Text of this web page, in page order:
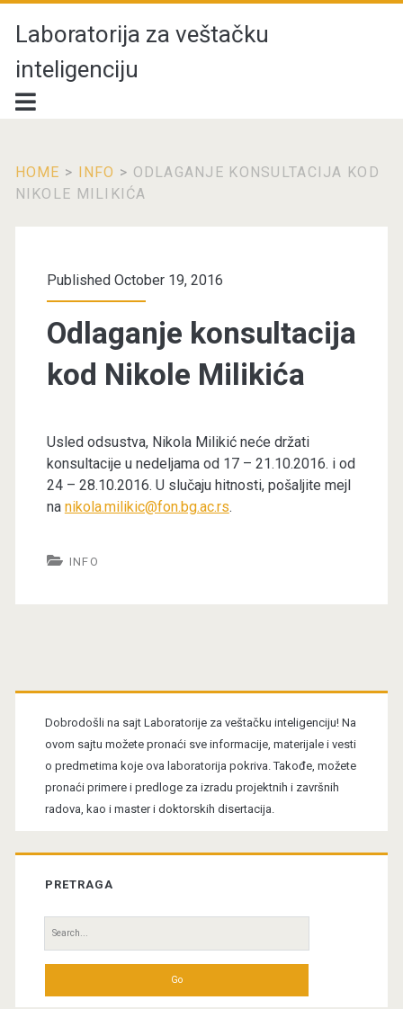
Laboratorija za veštačku
inteligenciju
HOME > INFO > ODLAGANJE KONSULTACIJA KOD
NIKOLE MILIKIĆA
Published October 19, 2016
Odlaganje konsultacija
kod Nikole Milikića
Usled odsustva, Nikola Milikić neće držati
konsultacije u nedeljama od 17 – 21.10.2016. i od
24 – 28.10.2016. U slučaju hitnosti, pošaljite mejl
na nikola.milikic@fon.bg.ac.rs.
INFO
Primary
Sidebar
Dobrodošli na sajt Laboratorije za veštačku inteligenciju! Na
ovom sajtu možete pronaći sve informacije, materijale i vesti
o predmetima koje ova laboratorija pokriva. Takođe, možete
pronaći primere i predloge za izradu projektnih i završnih
radova, kao i master i doktorskih disertacija.
PRETRAGA
Search
for: